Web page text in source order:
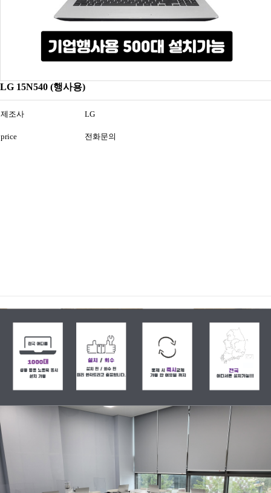
LG 15N540 (행사용)
제조사 LG
price 전화문의